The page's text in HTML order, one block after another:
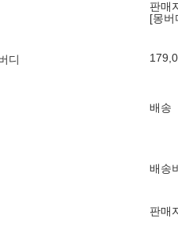
디
판매
[몽버
배송
배송
판매